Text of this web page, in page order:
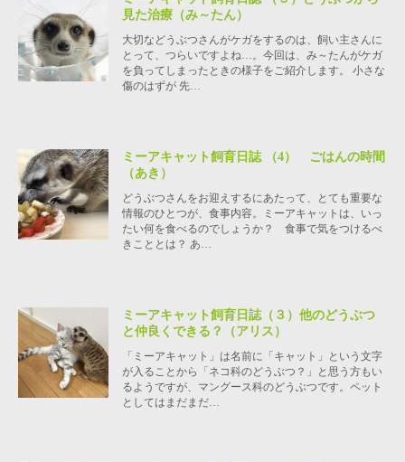
見た治療（み～たん）
大切などうぶつさんがケガをするのは、飼い主さんに
とって、つらいですよね…。今回は、み～たんがケガ
を負ってしまったときの様子をご紹介します。 小さな
傷のはずが 先…
ミーアキャット飼育日誌 （4） ごはんの時間
（あき）
どうぶつさんをお迎えするにあたって、とても重要な
情報のひとつが、食事内容。ミーアキャットは、いっ
たい何を食べるのでしょうか？ 食事で気をつけるべ
きこととは？ あ…
ミーアキャット飼育日誌（３）他のどうぶつ
と仲良くできる？（アリス）
「ミーアキャット」は名前に「キャット」という文字
が入ることから「ネコ科のどうぶつ？」と思う方もい
るようですが、マングース科のどうぶつです。ペット
としてはまだまだ…